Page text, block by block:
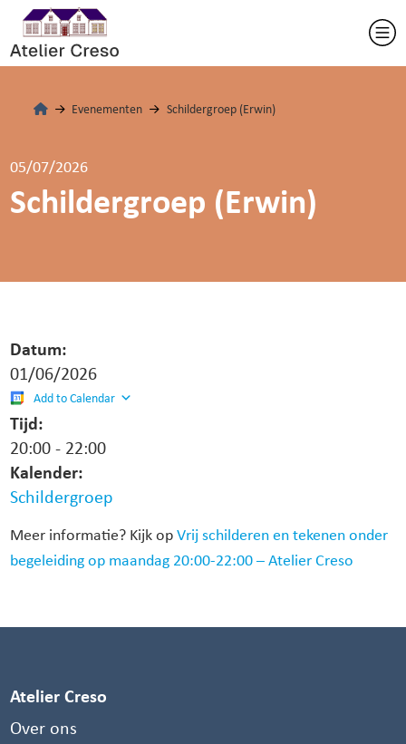
Evenementen Schildergroep (Erwin)
05/07/2026
Schildergroep (Erwin)
Datum:
01/06/2026
Add to Calendar
Tijd:
20:00- 22:00
Kalender:
Schildergroep
Meer informatie? Kijk opVrij schilderen en tekenen onder
begeleiding op maandag 20:00-22:00 – Atelier Creso
Atelier Creso
Over ons